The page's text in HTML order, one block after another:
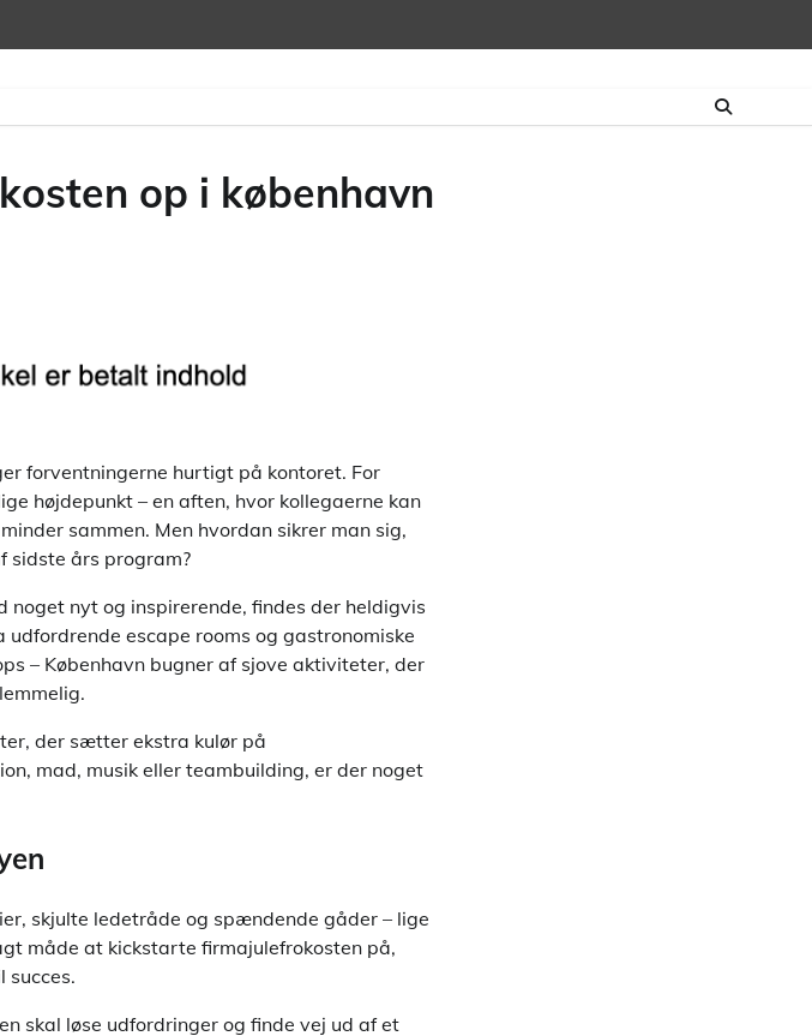
op i københavn
forventningerne hurtigt på kontoret. For
højdepunkt – en aften, hvor kollegaerne kan
sammen. Men hvordan sikrer man sig,
sidste års program?
noget nyt og inspirerende, findes der heldigvis
escape rooms og gastronomiske
– København bugner af sjove aktiviteter, der
der sætter ekstra kulør på
mad, musik eller teambuilding, er der noget
skjulte ledetråde og spændende gåder – lige
måde at kickstarte firmajulefrokosten på,
succes.
skal løse udfordringer og finde vej ud af et